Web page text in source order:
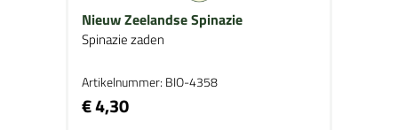
Nieuw Zeelandse Spinazie
Spinazie zaden
Artikelnummer: BIO-4358
€ 4,30